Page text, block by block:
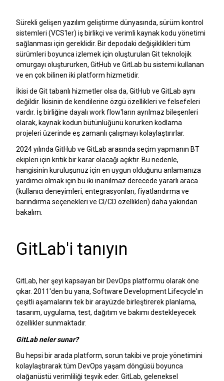
Sürekli gelişen yazılım geliştirme dünyasında, sürüm kontrol
sistemleri (VCS'ler) iş birlikçi ve verimli kaynak kodu yönetimi
sağlanması için gereklidir. Bir depodaki değişiklikleri tüm
sürümleri boyunca izlemek için oluşturulan Git teknolojik
omurgayı oluştururken, GitHub ve GitLab bu sistemi kullanan
ve en çok bilinen iki platform hizmetidir.
İkisi de Git tabanlı hizmetler olsa da, GitHub ve GitLab aynı
değildir. İkisinin de kendilerine özgü özellikleri ve felsefeleri
vardır. İş birliğine dayalı work flow'ların ayrılmaz bileşenleri
olarak, kaynak kodun bütünlüğünü korurken kodlama
projeleri üzerinde eş zamanlı çalışmayı kolaylaştırırlar.
2024 yılında GitHub ve GitLab arasında seçim yapmanın BT
ekipleri için kritik bir karar olacağı açıktır. Bu nedenle,
hangisinin kuruluşunuz için en uygun olduğunu anlamanıza
yardımcı olmak için bu iki inanılmaz derecede yararlı araca
(kullanıcı deneyimleri, entegrasyonları, fiyatlandırma ve
barındırma seçenekleri ve CI/CD özellikleri) daha yakından
bakalım.
GitLab'i tanıyın
GitLab, her şeyi kapsayan bir DevOps platformu olarak öne
çıkar. 2011'den bu yana, Software Development Lifecycle'ın
çeşitli aşamalarını tek bir arayüzde birleştirerek planlama,
tasarım, uygulama, test, dağıtım ve bakımı destekleyecek
özellikler sunmaktadır.
GitLab neler sunar?
Bu hepsi bir arada platform, sorun takibi ve proje yönetimini
kolaylaştırarak tüm DevOps yaşam döngüsü boyunca
olağanüstü verimliliği teşvik eder. GitLab, geleneksel